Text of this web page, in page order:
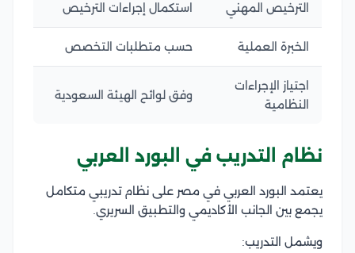
الترخيص المهني استكمال إجراءات الترخيص
الخبرة العملية حسب متطلبات التخصص
اجتياز الإجراءات
النظامية
وفق لوائح الهيئة السعودية
نظام التدريب في البورد العربي
يعتمد البورد العربي في مصر على نظام تدريبي متكامل
يجمع بين الجانب الأكاديمي والتطبيق السريري.
ويشمل التدريب: